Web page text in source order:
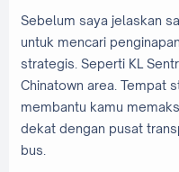
Sebelum saya jelaskan
untuk mencari
strategis. Seperti KL
Chinatown area. Tempat
membantu kamu
dekat dengan pusat
bus.